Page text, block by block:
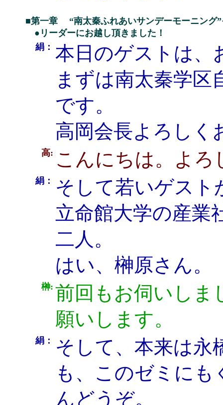
■第一章 “南太秦ふれあいサンデーモーニング”
●リーダーにお越し頂きました！
絹： 本日のゲストは、
まずは南太秦学
です。
高岡会長よろしく
高: こんにちは。よろ
絹：
そして若いゲスト
立命館大学の産
二人。
はい、榊原さん。
榊: 前回もお伺いしま
願いします。
絹：
そして、本来は永
も、このゼミに
んどうぞ。